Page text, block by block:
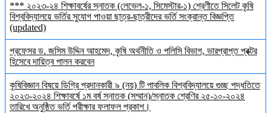
*** ২০২৩-২৪ শিক্ষাবর্ষের স্নাতক (লেভেল-১, সিমেস্টার-১) শ্রেণীতে সিলেট কৃষি
বিশ্ববিদ্যালয়ে ভর্তির সুযোগ পাওয়া ছাত্র-ছাত্রীদের ভর্তি সংক্রান্ত বিজ্ঞপ্তি
(updated)
প্রফেসর ড. জসিম উদ্দিন আহমেদ, কৃষি অর্থনীতি ও পলিসি বিভাগ, ভারপ্রাপ্ত প্রক্টর
হিসেবে দায়িত্ব পালন করবেন
কৃষিবিজ্ঞান বিষয়ে ডিগ্রি প্রদানকারী ৯ (নয়) টি পাবলিক বিশ্ববিদ্যালয়ে গুচ্ছ পদ্ধতিতে
২০২৩-২০২৪ শিক্ষাবর্ষে ১ম বর্ষ স্নাতক (সম্মান)/স্নাতক শ্রেণির ২৫-১০-২০২৪
তারিখে অনুষ্ঠিত ভর্তি পরীক্ষার ফলাফল প্রকাশ।